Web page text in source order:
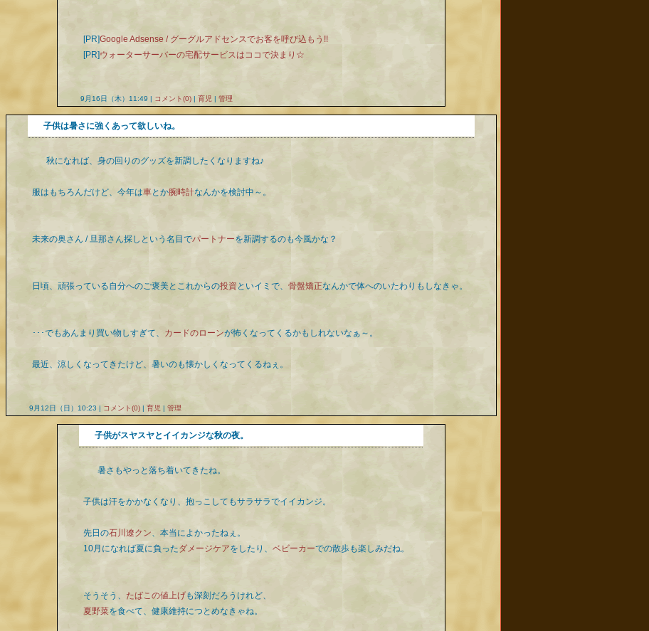
[PR]Google Adsense / グーグルアドセンスでお客を呼び込もう!!
[PR]ウォーターサーバーの宅配サービスはココで決まり☆
9月16日（木）11:49 | コメント(0) | 育児 | 管理
子供は暑さに強くあって欲しいね。
秋になれば、身の回りのグッズを新調したくなりますね♪
服はもちろんだけど、今年は車とか腕時計なんかを検討中～。
未来の奥さん / 旦那さん探しという名目でパートナーを新調するのも今風かな？
日頃、頑張っている自分へのご褒美とこれからの投資といイミで、 骨盤矯正なんかで体へのいたわりもしなきゃ。
･･･でもあんまり買い物しすぎて、 カードのローンが怖くなってくるかもしれないなぁ～。
最近、涼しくなってきたけど、暑いのも懐かしくなってくるねぇ。
9月12日（日）10:23 | コメント(0) | 育児 | 管理
子供がスヤスヤとイイカンジな秋の夜。
暑さもやっと落ち着いてきたね。
子供は汗をかかなくなり、抱っこしてもサラサラでイイカンジ。
先日の石川遼クン、本当によかったねぇ。
10月になれば夏に負ったダメージケアをしたり、 ベビーカーでの散歩も楽しみだね。
そうそう、 たばこの値上げも深刻だろうけれど、
夏野菜を食べて、健康維持につとめなきゃね。